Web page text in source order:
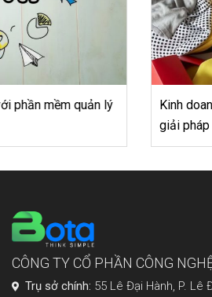
Kinh doanh quần áo online: Tối ưu
CÔNG TY CỔ PHẦN CÔNG
Trụ sở chính: 55 Lê Đại Hành, P. Lê